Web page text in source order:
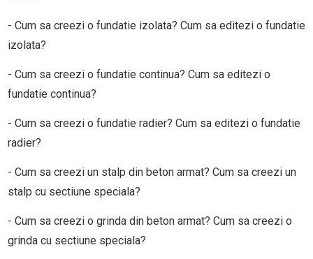
- Cum sa creezi o fundatie izolata? Cum sa editezi o fundatie
izolata?
- Cum sa creezi o fundatie continua? Cum sa editezi o
fundatie continua?
- Cum sa creezi o fundatie radier? Cum sa editezi o fundatie
radier?
- Cum sa creezi un stalp din beton armat? Cum sa creezi un
stalp cu sectiune speciala?
- Cum sa creezi o grinda din beton armat? Cum sa creezi o
grinda cu sectiune speciala?